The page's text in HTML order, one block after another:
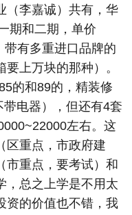
（李嘉诚）共有，华
期和二期，单价
有多重进口品牌的
上万块的那种）。
的和89的，精装修
带电器），但还有4套
左右。这
区重点，市政府建
市重点，要考试）和
，总之上学是不用太
资的价值也不错，我